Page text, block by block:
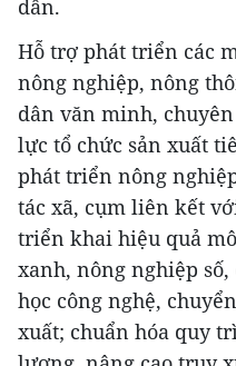
dân.
Hỗ trợ phát triển các
nông nghiệp, nông
dân văn minh,
lực tổ chức sản xuất
phát triển nông
tác xã, cụm liên kết
triển khai hiệu quả
xanh, nông nghiệp
học công nghệ,
xuất; chuẩn hóa quy